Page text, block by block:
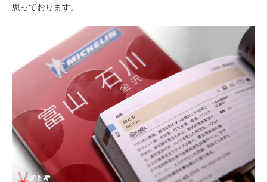
思っております。